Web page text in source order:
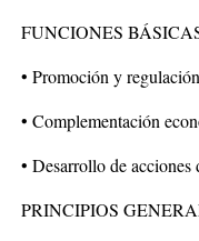
FUNCIONES
• Promoción y
• Complementación
• Desarrollo de
PRINCIPIOS